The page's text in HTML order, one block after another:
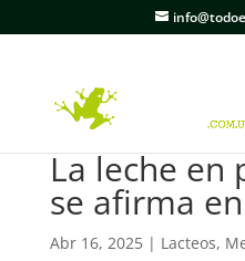
La leche en
se afirma
Abr 16, 2025| Lacteos,